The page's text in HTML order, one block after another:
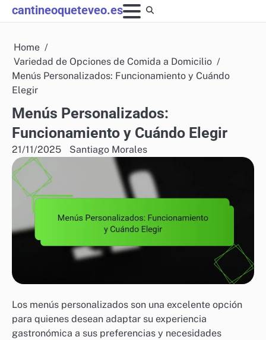
Skip
to
cantineoqueteveo.es
Home
Variedad de Opciones de Comida a Domicilio
Menús Personalizados: Funcionamiento y Cuándo
Elegir
Menús Personalizados:
Funcionamiento y Cuándo Elegir
21/11/2025 Santiago Morales
Los menús personalizados son una excelente opción
para quienes desean adaptar su experiencia
gastronómica a sus preferencias y necesidades